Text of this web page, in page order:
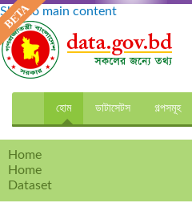
Skip to main content
হোম ডাটাসেটস গল্পসমূহ
Home
Home
Dataset